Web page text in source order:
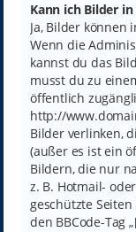
Kann ich Bilder
Ja, Bilder können
Wenn die
kannst du das
musst du zu
öffentlich
http://
Bilder verlinken,
(außer es ist ein
Bildern, die nur
z. B. Hotmail-
geschützte
den BBCode-Tag